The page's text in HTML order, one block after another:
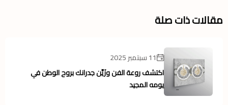
مقالات ذات صلة
11 سبتمبر 2025
اكتشف روعة الفن وزَيِّن جدرانك بروح الوطن في
يومه المجيد